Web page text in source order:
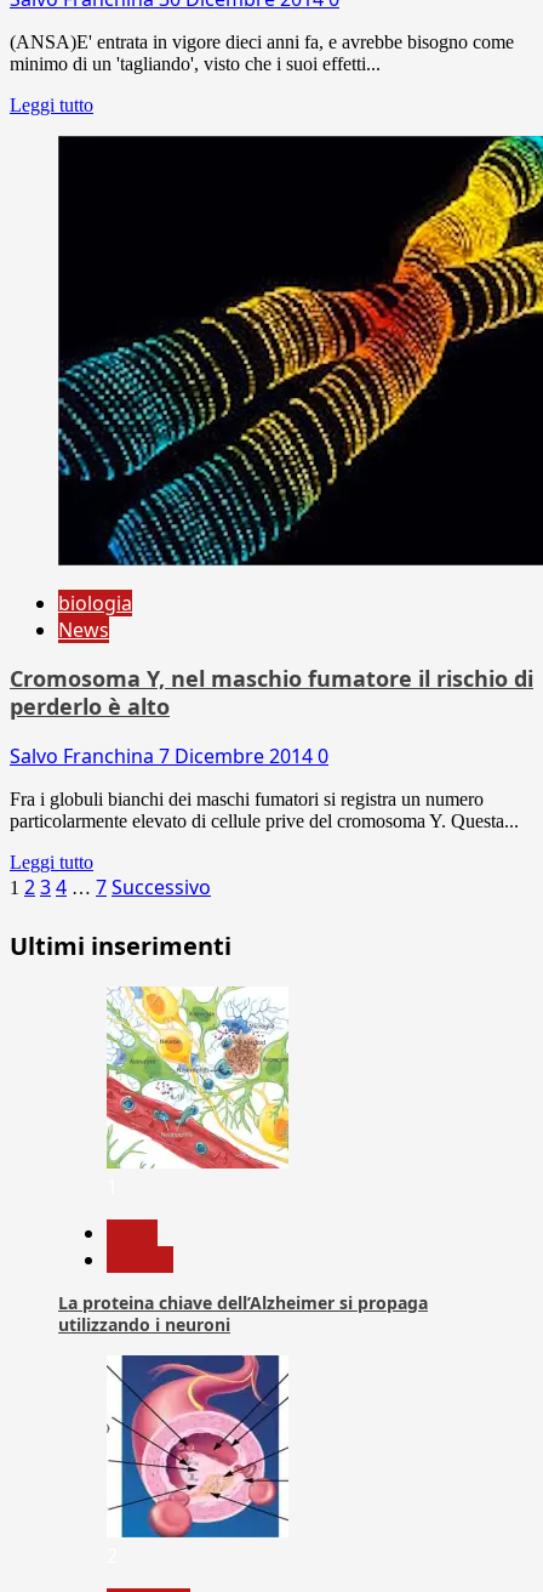
(ANSA)E' entrata in vigore dieci anni fa, e avrebbe bisogno come
minimo di un 'tagliando', visto che i suoi effetti...
Leggi tutto
biologia
News
Cromosoma Y, nel maschio fumatore il rischio di
perderlo è alto
Salvo Franchina 7 Dicembre 20140
Fra i globuli bianchi dei maschi fumatori si registra un numero
particolarmente elevato di cellule prive del cromosoma Y. Questa...
Leggi tutto
Paginazione
degli
articoli
1 234 … 7Successivo
Ultimi inserimenti
La proteina chiave dell’Alzheimer si propaga
utilizzando i neuroni